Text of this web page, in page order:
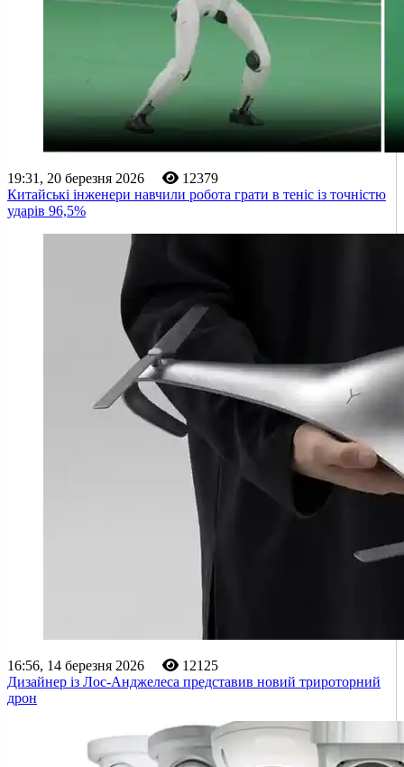
19:31, 20 березня 2026
12379
Китайські інженери навчили робота грати в теніс із точністю
ударів 96,5%
16:56, 14 березня 2026
12125
Дизайнер із Лос-Анджелеса представив новий трироторний
дрон